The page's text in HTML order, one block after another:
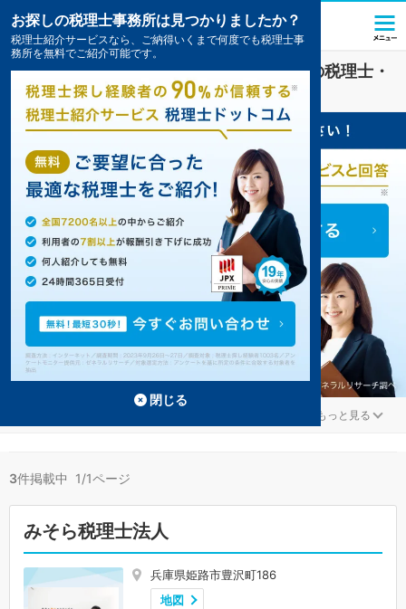
一般社団法人業界に強い姫路市(兵庫県)の税理士・
会計事務所の一覧3件掲載中
もっと見る
3件掲載中 1/1ページ
みそら税理士法人
兵庫県姫路市豊沢町186
地図
お探しの税理士事務所は見つかりましたか？
税理士紹介サービスなら、ご納得いくまで何度でも税理士事
務所を無料でご紹介可能です。
閉じる